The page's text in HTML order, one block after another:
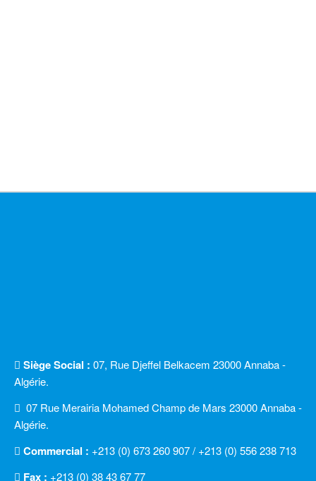
Siège Social : 07, Rue Djeffel Belkacem 23000 Annaba -
Algérie.
07 Rue Merairia Mohamed Champ de Mars 23000 Annaba -
Algérie.
Commercial : +213 (0) 673 260 907 / +213 (0) 556 238 713
Fax : +213 (0) 38 43 67 77